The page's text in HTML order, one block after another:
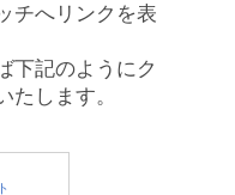
チへリンクを表
下記のようにク
たします。